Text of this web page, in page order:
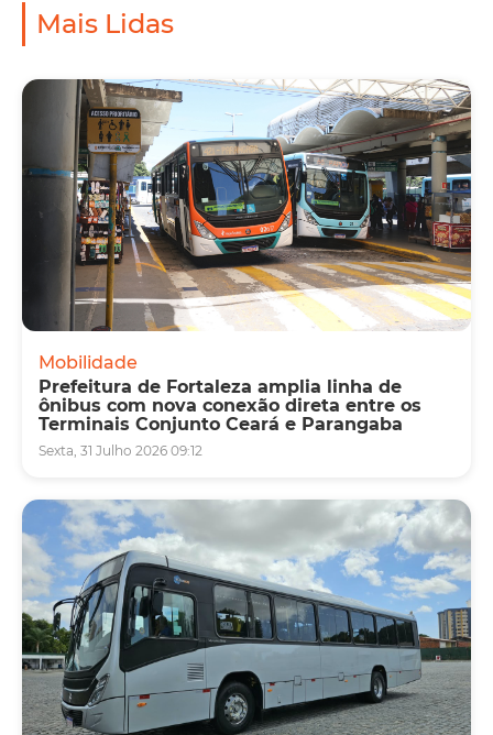
Mais Lidas
Mobilidade
Prefeitura de Fortaleza amplia linha de
ônibus com nova conexão direta entre os
Terminais Conjunto Ceará e Parangaba
Sexta, 31 Julho 2026 09:12